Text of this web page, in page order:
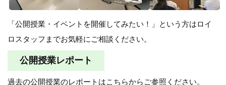
「公開授業・イベントを開催してみたい！」という方はロイ
ロスタッフまでお気軽にご相談ください。
公開授業レポート
過去の公開授業のレポートはこちらからご参照ください。